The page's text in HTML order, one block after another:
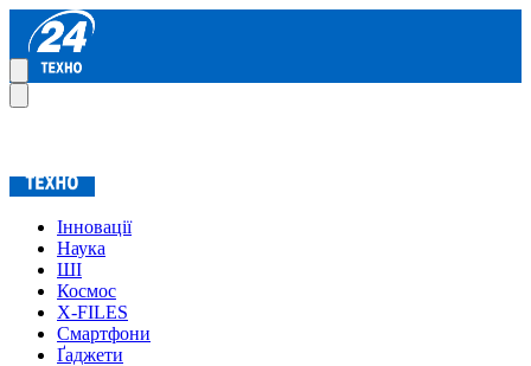
Інновації
Наука
ШІ
Космос
X-FILES
Смартфони
Ґаджети